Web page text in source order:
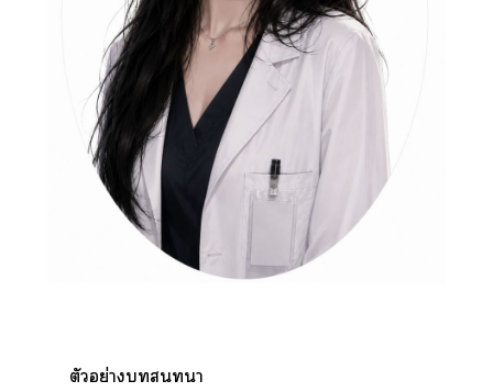
ตัวอย่างา